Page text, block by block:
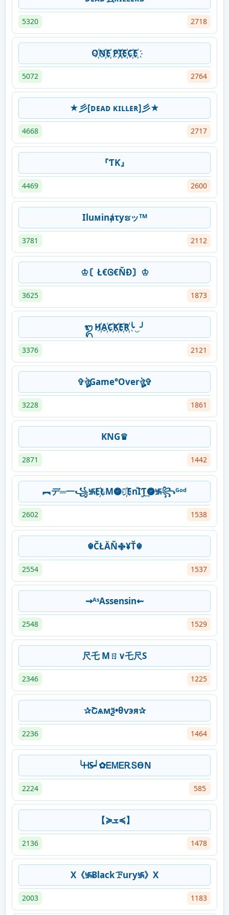
5320 2718
O҉N҉E҉ P҉I҉E҉C҉E҉
5072 2764
★彡[ᴅᴇᴀᴅ ᴋɪʟʟᴇʀ]彡★
4668 2717
『ƬƘ』
4469 2600
Iluᴍinⱥτyຮッᵀᴹ
3781 2112
♔〘Ł€Ꮆ€ŇĐ〙♔
3625 1873
᭓ H҉A҉C҉K҉E҉R҉╰‿╯
3376 2121
✞ঔৣGame°Overঔৣ✞
3228 1861
KNG♛
2871 1442
︻デ═一꧁࿗E҉ŁM𖣐🅡҉EnⷤIۣƬ͢𖣐࿗꧂ᴳᵒᵈ
2602 1538
☬ČŁÄŇ࿇¥Ť☬
2554 1537
⇝ᴬˢAssensin⇜
2548 1529
尺乇 Mㄖ∨乇尺S
2346 1225
️✰Շѧмѯ•θѵэя✰
2236 1464
╰ᎻS̶╯✿ᎬᎷᎬᎡՏϴΝ
2224 585
【≽ܫ≼】
2136 1478
X《࿗Ƀlackꘘury࿗》X
2003 1183